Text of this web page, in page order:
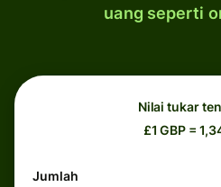
uang seperti
Nilai tukar
£1 GBP =
Jumlah